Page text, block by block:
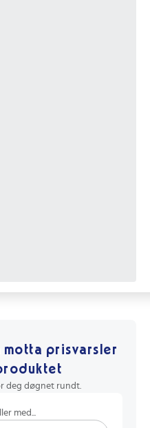
motta prisvarsler
deg døgnet rundt.
med...